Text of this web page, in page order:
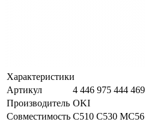
Характеристики
Артикул
4 446 975 444
Производитель OKI
Совместимость C510 C530